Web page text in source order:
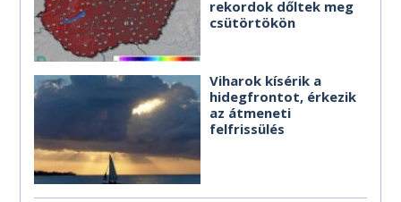
rekordok dőltek meg
csütörtökön
Viharok kísérik a
hidegfrontot, érkezik
az átmeneti
felfrissülés